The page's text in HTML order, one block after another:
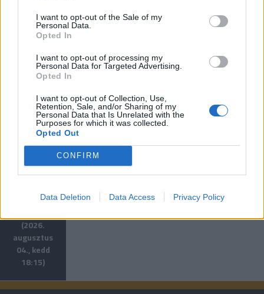
I want to opt-out of the Sale of my
Personal Data.
Opted In
I want to opt-out of processing my
Personal Data for Targeted Advertising.
Opted In
I want to opt-out of Collection, Use,
Retention, Sale, and/or Sharing of my
Personal Data that Is Unrelated with the
Purposes for which it was collected.
Opted Out
CONFIRM
Data Deletion Data Access Privacy Policy
Klubrádió
hírpodcastja
Legutóbbi adásaink:
Eurozóna
(2026.
augusztus
07., péntek
13:00)
Esti gyors
augusztus
06., csütörtök
18:15)
Kilátó (2026.
18:15)
(2026.
augusztus
04., kedd
18:15)